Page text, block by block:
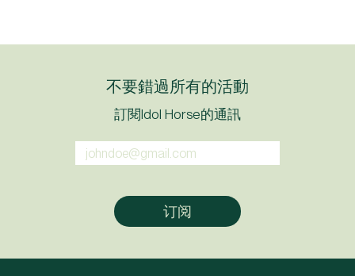
不要錯過所有的活動
訂閱Idol Horse的通訊